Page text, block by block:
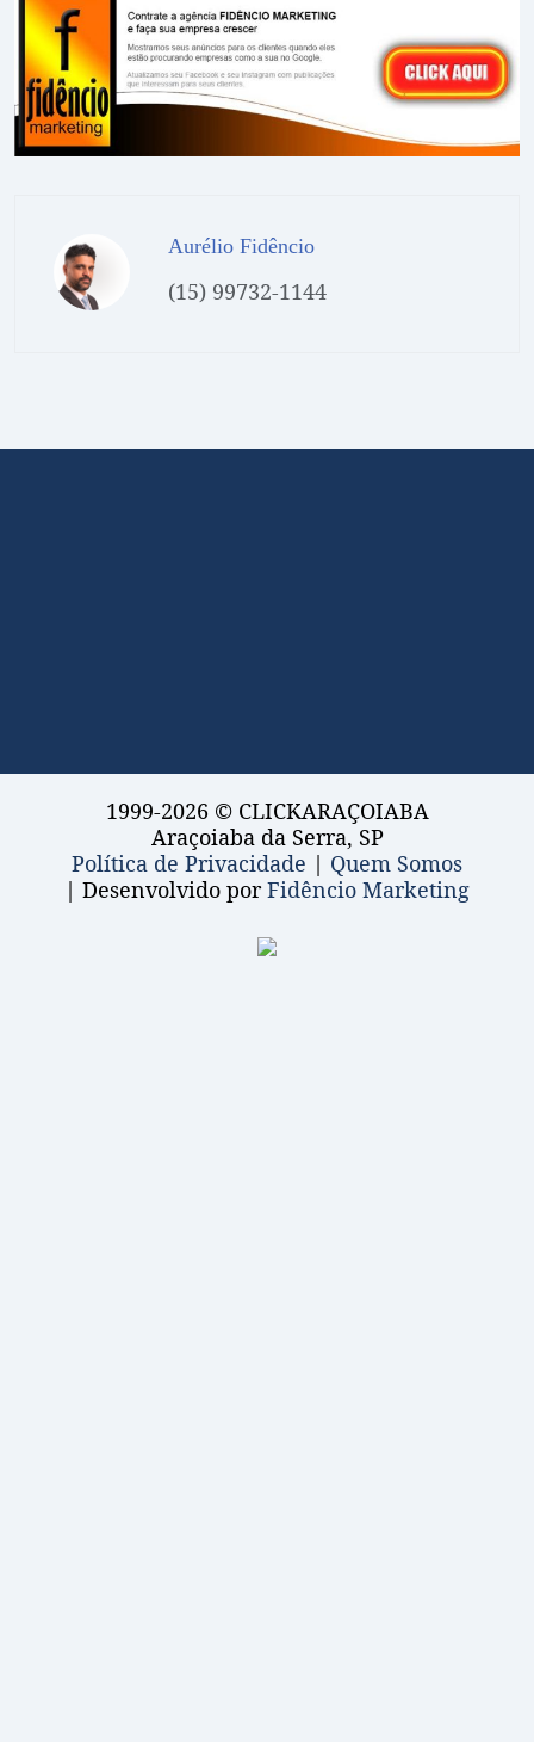
Aurélio Fidêncio
(15) 99732-1144
1999-2026 © CLICKARAÇOIABA
Araçoiaba da Serra, SP
Política de Privacidade | Quem Somos
| Desenvolvido porFidêncio Marketing